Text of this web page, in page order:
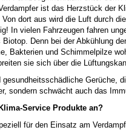
ist das Herzstück der
dort aus wird die Luft durch
In vielen Fahrzeugen fahren
Biotop. Denn bei der Abkühlung
Bakterien und Schimmelpilze
sie sich über die
Gerüche,
sondern schwächt auch das
Service Produkte an?
für den Einsatz am